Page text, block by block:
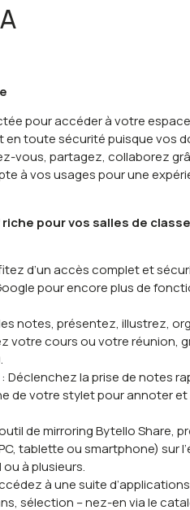
pour accéder à votre
en toute sécurité puisque vos
vous, partagez, collaborez
à vos usages pour une
pour vos salles de
d’un accès complet et
pour encore plus de
notes, présentez, illustrez,
votre cours ou votre réunion,
: Déclenchez la prise de notes
de votre stylet pour annoter
de mirroring Bytello Share,
tablette ou smartphone) sur
à plusieurs.
à une suite
sélection – nez-en via le